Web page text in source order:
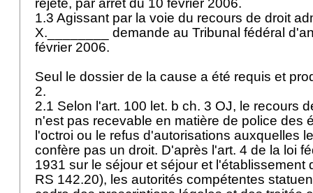
rejeté, par arrêt du 10 février 2006.
1.3 Agissant par la voie du recours de droit
X.________ demande au Tribunal fédéral
février 2006.
Seul le dossier de la cause a été requis et
2.
2.1 Selon l'art. 100 let. b ch. 3 OJ, le recours
n'est pas recevable en matière de police des
l'octroi ou le refus d'autorisations auxquelles
confère pas un droit. D'après l'art. 4 de la loi
1931 sur le séjour et séjour et l'établissement
RS 142.20), les autorités compétentes